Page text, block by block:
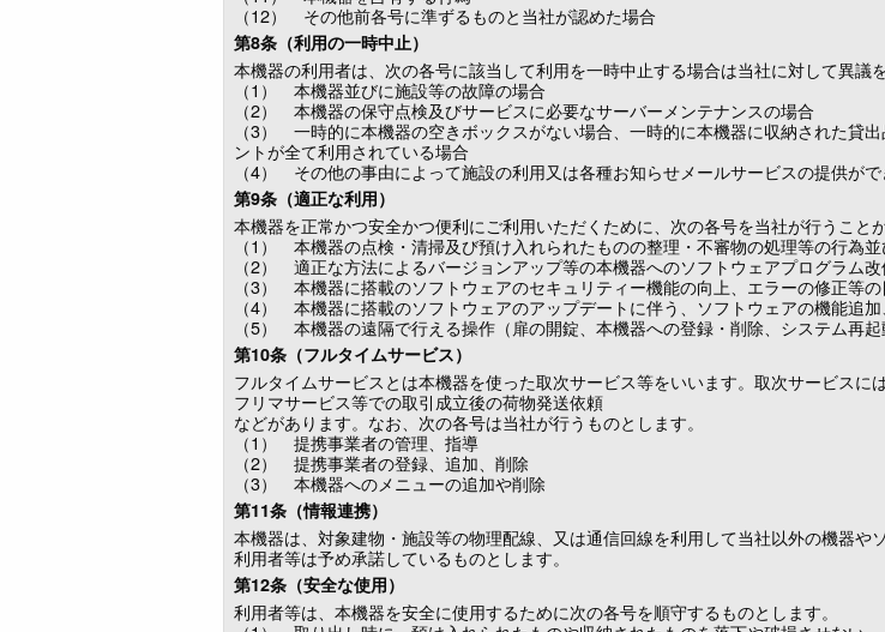
（12） その他前各号に準ずるものと当社が認めた場合
第8条（利用の一時中止）
本機器の利用者は、次の各号に該当して利用を一時中止する場合は当社に対して異議
（1） 本機器並びに施設等の故障の場合
（2） 本機器の保守点検及びサービスに必要なサーバーメンテナンスの場合
（3） 一時的に本機器の空きボックスがない場合、一時的に本機器に収納された貸
ントが全て利用されている場合
（4） その他の事由によって施設の利用又は各種お知らせメールサービスの提供が
第9条（適正な利用）
本機器を正常かつ安全かつ便利にご利用いただくために、次の各号を当社が行うこと
（1） 本機器の点検・清掃及び預け入れられたものの整理・不審物の処理等の行為並
（2） 適正な方法によるバージョンアップ等の本機器へのソフトウェアプログラム
（3） 本機器に搭載のソフトウェアのセキュリティー機能の向上、エラーの修正等
（4） 本機器に搭載のソフトウェアのアップデートに伴う、ソフトウェアの機能追
（5） 本機器の遠隔で行える操作（扉の開錠、本機器への登録・削除、システム再起
第10条（フルタイムサービス）
フルタイムサービスとは本機器を使った取次サービス等をいいます。取次サービス
フリマサービス等での取引成立後の荷物発送依頼
などがあります。なお、次の各号は当社が行うものとします。
（1） 提携事業者の管理、指導
（2） 提携事業者の登録、追加、削除
（3） 本機器へのメニューの追加や削除
第11条（情報連携）
本機器は、対象建物・施設等の物理配線、又は通信回線を利用して当社以外の機器
利用者等は予め承諾しているものとします。
第12条（安全な使用）
利用者等は、本機器を安全に使用するために次の各号を順守するものとします。